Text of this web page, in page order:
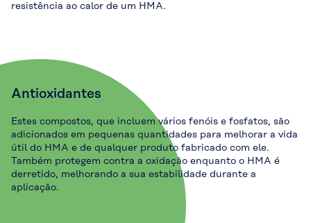
resistência ao calor de um HMA.
Antioxidantes
Estes compostos, que incluem vários fenóis e fosfatos, são
adicionados em pequenas quantidades para melhorar a vida
útil do HMA e de qualquer produto fabricado com ele.
Também protegem contra a oxidação enquanto o HMA é
derretido, melhorando a sua estabilidade durante a
aplicação.